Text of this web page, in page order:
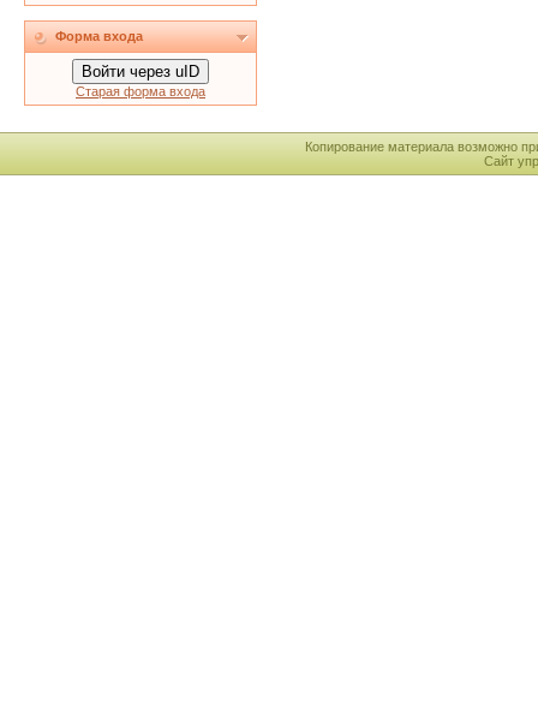
Форма входа
Войти через uID
Старая форма входа
Копирование материала возможно
Сайт